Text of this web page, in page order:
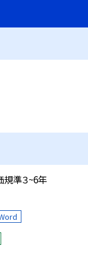
準３~6年